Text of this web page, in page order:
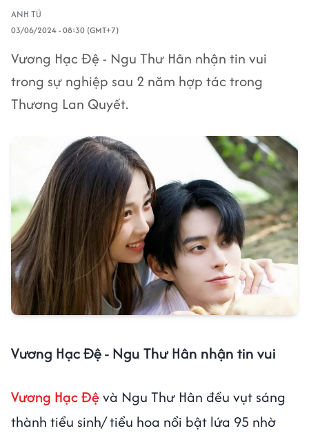
ANH TÚ
03/06/2024 - 08:30 (GMT+7)
Vương Hạc Đệ - Ngu Thư Hân nhận tin vui
trong sự nghiệp sau 2 năm hợp tác trong
Thương Lan Quyết.
Vương Hạc Đệ - Ngu Thư Hân nhận tin vui
Vương Hạc Đệvà Ngu Thư Hân đều vụt sáng
thành tiểu sinh/ tiểu hoa nổi bật lứa 95 nhờ